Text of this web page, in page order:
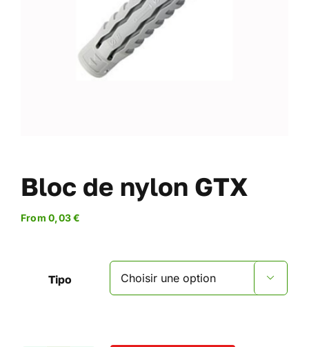
DES OFFRES
À PROPOS DE NOUS
CARRITO
Bloc de nylon GTX
From 0,03€
Tipo 